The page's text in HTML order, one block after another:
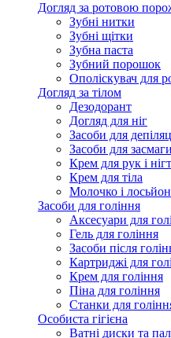
Догляд за ротовою
Зубні нитки
Зубні щітки
Зубна паста
Зубний порошок
Ополіскувач для
Догляд за тілом
Дезодорант
Догляд для ніг
Засоби для
Засоби для засмаги
Крем для рук і
Крем для тіла
Молочко і лосьйон
Засоби для гоління
Аксесуари для
Гель для гоління
Засоби після
Картриджі для
Крем для гоління
Піна для гоління
Станки для
Особиста гігієна
Ватні диски та